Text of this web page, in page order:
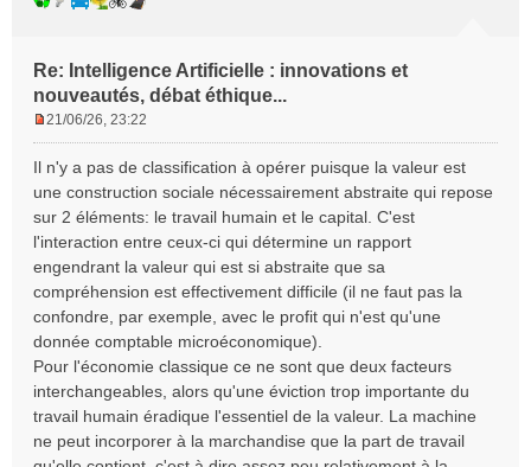
Re: Intelligence Artificielle : innovations et
nouveautés, débat éthique...
s
s
a
g
e
n
l
u
21/06/26, 23:22
Il n'y a pas de classification à opérer puisque la valeur est
une construction sociale nécessairement abstraite qui repose
sur 2 éléments: le travail humain et le capital. C'est
l'interaction entre ceux-ci qui détermine un rapport
engendrant la valeur qui est si abstraite que sa
compréhension est effectivement difficile (il ne faut pas la
confondre, par exemple, avec le profit qui n'est qu'une
donnée comptable microéconomique).
Pour l'économie classique ce ne sont que deux facteurs
interchangeables, alors qu'une éviction trop importante du
travail humain éradique l'essentiel de la valeur. La machine
ne peut incorporer à la marchandise que la part de travail